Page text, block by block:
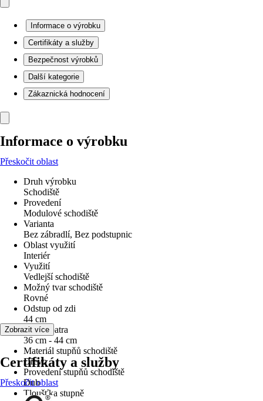
Informace o výrobku
Certifikáty a služby
Bezpečnost výrobků
Další kategorie
Zákaznická hodnocení
Informace o výrobku
Přeskočit oblast
Druh výrobku
Schodiště
Provedení
Modulové schodiště
Varianta
Bez zábradlí, Bez podstupnic
Oblast využití
Interiér
Využití
Vedlejší schodiště
Možný tvar schodiště
Rovné
Odstup od zdi
44 cm
Výška patra
36 cm - 44 cm
Materiál stupňů schodiště
Dřevo
Provedení stupňů schodiště
Dub
Tloušťka stupně
Zobrazit více
Certifikáty a služby
Přeskočit oblast